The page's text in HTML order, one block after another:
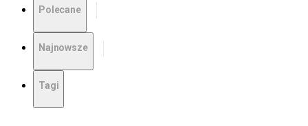
Polecane
Najnowsze
Tagi